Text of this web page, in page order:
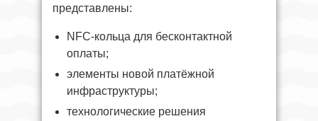
представлены:
NFC-кольца для бесконтактной
оплаты;
элементы новой платёжной
инфраструктуры;
технологические решения